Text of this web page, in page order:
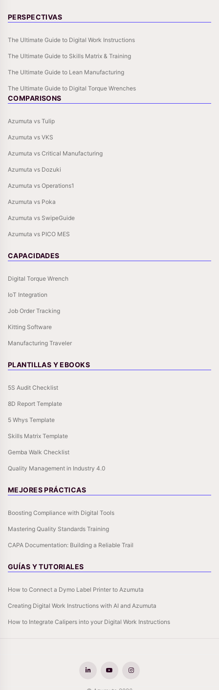
PERSPECTIVAS
The Ultimate Guide to Digital Work Instructions
The Ultimate Guide to Skills Matrix & Training
The Ultimate Guide to Lean Manufacturing
The Ultimate Guide to Digital Torque Wrenches
COMPARISONS
Azumuta vs Tulip
Azumuta vs VKS
Azumuta vs Critical Manufacturing
Azumuta vs Dozuki
Azumuta vs Operations1
Azumuta vs Poka
Azumuta vs SwipeGuide
Azumuta vs PICO MES
CAPACIDADES
Digital Torque Wrench
IoT Integration
Job Order Tracking
Kitting Software
Manufacturing Traveler
PLANTILLAS Y EBOOKS
5S Audit Checklist
8D Report Template
5 Whys Template
Skills Matrix Template
Gemba Walk Checklist
Quality Management in Industry 4.0
MEJORES PRÁCTICAS
Boosting Compliance with Digital Tools
Mastering Quality Standards Training
CAPA Documentation: Building a Reliable Trail
GUÍAS Y TUTORIALES
How to Connect a Dymo Label Printer to Azumuta
Creating Digital Work Instructions with AI and Azumuta
How to Integrate Calipers into your Digital Work Instructions